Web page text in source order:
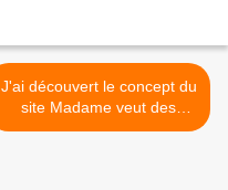
J'ai découvert le concept du
site Madame veut des
roses. >